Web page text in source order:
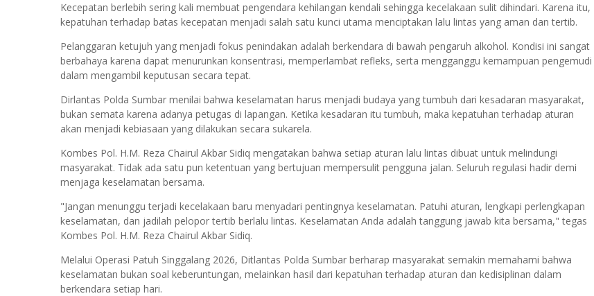
Kecepatan berlebih sering kali membuat pengendara kehilangan kendali sehingga kecelakaan sulit dihindari. Karena itu,
kepatuhan terhadap batas kecepatan menjadi salah satu kunci utama menciptakan lalu lintas yang aman dan tertib.
Pelanggaran ketujuh yang menjadi fokus penindakan adalah berkendara di bawah pengaruh alkohol. Kondisi ini sangat
berbahaya karena dapat menurunkan konsentrasi, memperlambat refleks, serta mengganggu kemampuan pengemudi
dalam mengambil keputusan secara tepat.
Dirlantas Polda Sumbar menilai bahwa keselamatan harus menjadi budaya yang tumbuh dari kesadaran masyarakat,
bukan semata karena adanya petugas di lapangan. Ketika kesadaran itu tumbuh, maka kepatuhan terhadap aturan
akan menjadi kebiasaan yang dilakukan secara sukarela.
Kombes Pol. H.M. Reza Chairul Akbar Sidiq mengatakan bahwa setiap aturan lalu lintas dibuat untuk melindungi
masyarakat. Tidak ada satu pun ketentuan yang bertujuan mempersulit pengguna jalan. Seluruh regulasi hadir demi
menjaga keselamatan bersama.
"Jangan menunggu terjadi kecelakaan baru menyadari pentingnya keselamatan. Patuhi aturan, lengkapi perlengkapan
keselamatan, dan jadilah pelopor tertib berlalu lintas. Keselamatan Anda adalah tanggung jawab kita bersama," tegas
Kombes Pol. H.M. Reza Chairul Akbar Sidiq.
Melalui Operasi Patuh Singgalang 2026, Ditlantas Polda Sumbar berharap masyarakat semakin memahami bahwa
keselamatan bukan soal keberuntungan, melainkan hasil dari kepatuhan terhadap aturan dan kedisiplinan dalam
berkendara setiap hari.